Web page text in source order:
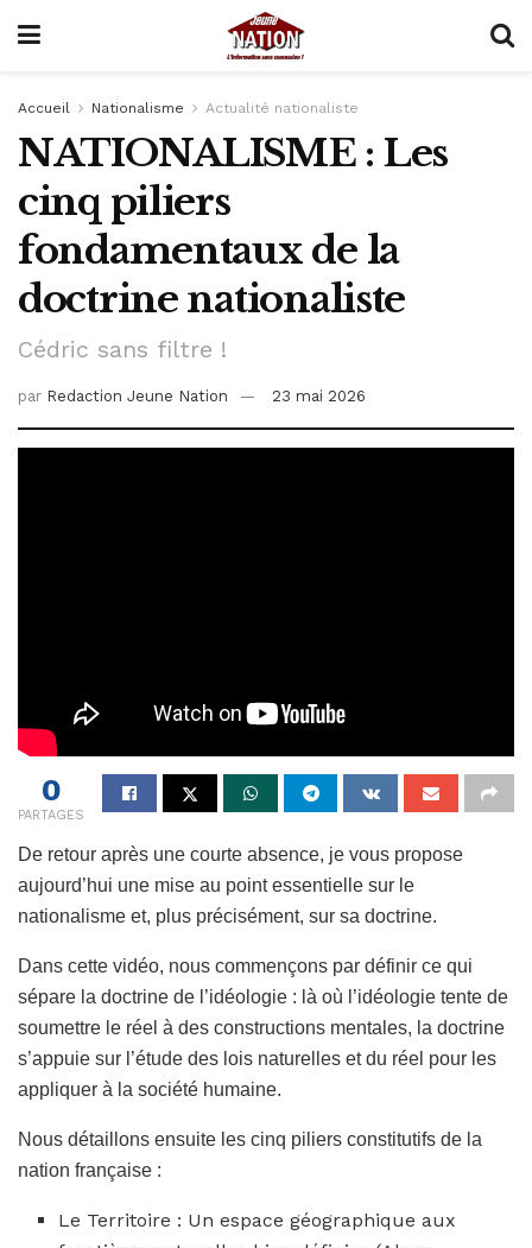
Accueil Nationalisme Actualité nationaliste
NATIONALISME : Les
cinq piliers
fondamentaux de la
doctrine nationaliste
Cédric sans filtre !
par Redaction Jeune Nation 23 mai 2026
0
PARTAGES
De retour après une courte absence, je vous propose
aujourd’hui une mise au point essentielle sur le
nationalisme et, plus précisément, sur sa doctrine.
Dans cette vidéo, nous commençons par définir ce qui
sépare la doctrine de l’idéologie : là où l’idéologie tente de
soumettre le réel à des constructions mentales, la doctrine
s’appuie sur l’étude des lois naturelles et du réel pour les
appliquer à la société humaine.
Nous détaillons ensuite les cinq piliers constitutifs de la
nation française :
Le Territoire : Un espace géographique aux